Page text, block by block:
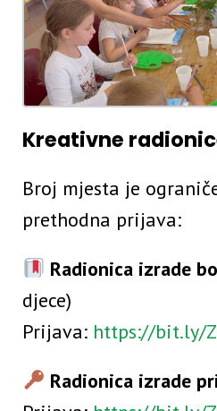
Kreativne
Broj mjesta je
prethodna prijava:
Radionica izrade
djece)
Prijava: https://bit.ly/
Radionica izrade